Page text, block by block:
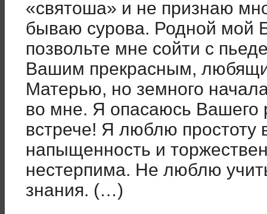
«святоша» и не признаю
бываю сурова. Родной мой
позвольте мне сойти с
Вашим прекрасным,
Матерью, но земного
во мне. Я опасаюсь Вашего
встрече! Я люблю простоту
напыщенность и
нестерпима. Не люблю
знания. (…)